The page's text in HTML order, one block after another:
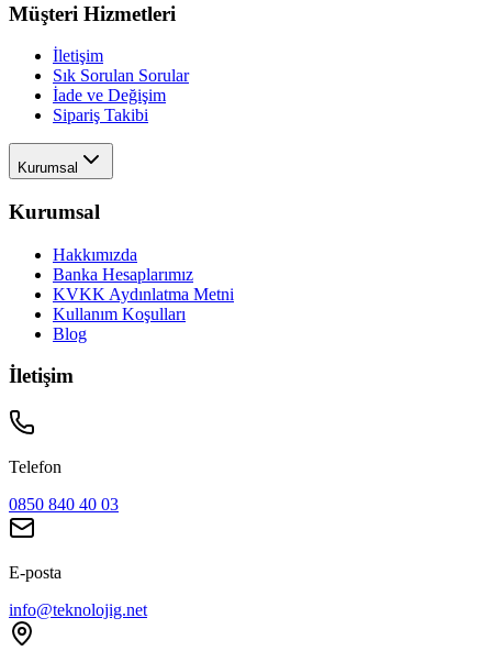
Müşteri Hizmetleri
İletişim
Sık Sorulan Sorular
İade ve Değişim
Sipariş Takibi
Kurumsal
Kurumsal
Hakkımızda
Banka Hesaplarımız
KVKK Aydınlatma Metni
Kullanım Koşulları
Blog
İletişim
Telefon
0850 840 40 03
E-posta
info@teknolojig.net